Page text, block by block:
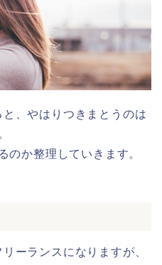
、やはりつきまとうのは
のか整理していきます。
ーランスになりますが、